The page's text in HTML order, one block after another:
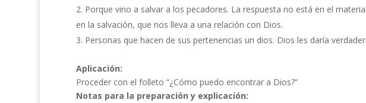
Porque vino a salvar a los pecadores. La respuesta no está en el
en la salvación, que nos lleva a una relación con Dios.
Personas que hacen de sus pertenencias un dios. Dios les daría
Aplicación:
Proceder con el folleto “¿Cómo puedo encontrar a Dios?”
Notas para la preparación y explicación: